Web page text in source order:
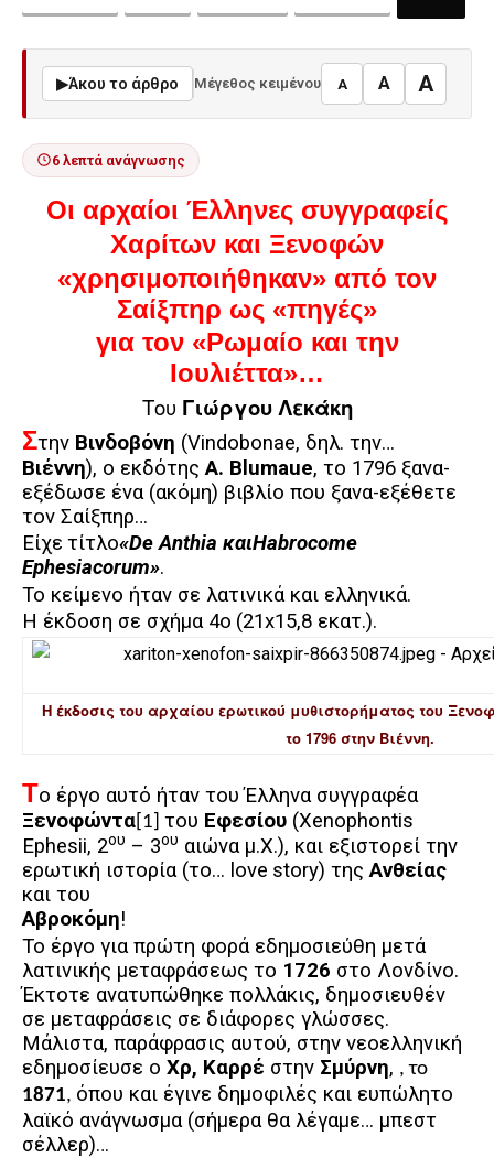
▶Άκου το άρθρο Μέγεθος κειμένου A A A
6 λεπτά ανάγνωσης
Οι αρχαίοι Έλληνες συγγραφείς
Χαρίτων και Ξενοφών
«χρησιμοποιήθηκαν» από τον
Σαίξπηρ ως «πηγές»
για τον «Ρωμαίο και την
Ιουλιέττα»…
Του Γιώργου Λεκάκη
Στην Βινδοβόνη (Vindobonae, δηλ. την…
Βιέννη), ο εκδότηςA. Blumaue, το 1796 ξανα-
εξέδωσε ένα (ακόμη) βιβλίο που ξανα-εξέθετε
τον Σαίξπηρ…
Είχε τίτλο«De Anthia καιHabrocome
Ephesiacorum».
Το κείμενο ήταν σε λατινικά και ελληνικά.
Η έκδοση σε σχήμα 4o (21x15,8 εκατ.).
Η έκδοσις του αρχαίου ερωτικού μυθιστορήματος του
το 1796 στην Βιέννη.
Το έργο αυτό ήταν του Έλληνα συγγραφέα
Ξενοφώντα [1] του Εφεσίου (Xenophontis
Ephesii, 2ου – 3ου αιώνα μ.Χ.), και εξιστορεί την
ερωτική ιστορία (το… love story) τηςΑνθείας
και του
Αβροκόμη!
Το έργο για πρώτη φορά εδημοσιεύθη μετά
λατινικής μεταφράσεως το 1726 στο Λονδίνο.
Έκτοτε ανατυπώθηκε πολλάκις, δημοσιευθέν
σε μεταφράσεις σε διάφορες γλώσσες.
Μάλιστα, παράφρασις αυτού, στην νεοελληνική
εδημοσίευσε ο Χρ, Καρρέ στην Σμύρνη, , το
1871, όπου και έγινε δημοφιλές και ευπώλητο
λαϊκό ανάγνωσμα (σήμερα θα λέγαμε… μπεστ
σέλλερ)…